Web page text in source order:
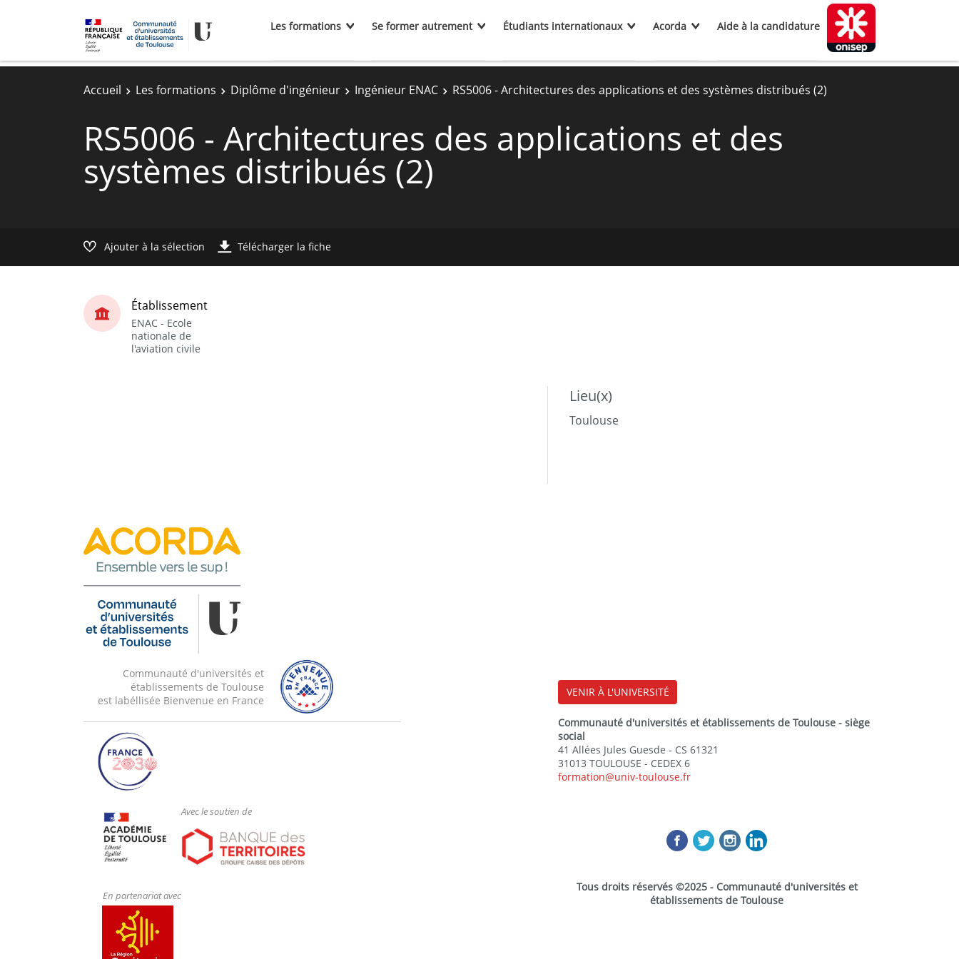
Les formations Se former autrement Étudiants internationaux Acorda Aide à la candidature
Accueil Les formations Diplôme d'ingénieur Ingénieur ENAC RS5006 - Architectures des applications et des systèmes distribués (2)
RS5006 - Architectures des applications et des
systèmes distribués (2)
Ajouter à la sélection Télécharger la fiche
Établissement
ENAC - Ecole
nationale de
l'aviation civile
Lieu(x)
Toulouse
Communauté d'universités et
établissements de Toulouse
est labéllisée Bienvenue en France
Avec le soutien de
En partenariat avec
VENIR À L'UNIVERSITÉ
Communauté d'universités et établissements de Toulouse - siège
social
41 Allées Jules Guesde - CS 61321
31013 TOULOUSE - CEDEX 6
formation@univ-toulouse.fr
Tous droits réservés ©2025 - Communauté d'universités et
établissements de Toulouse